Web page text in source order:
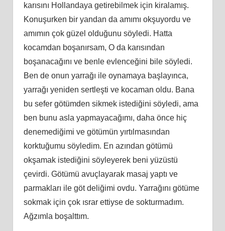
karısını Hollandaya getirebilmek için kiralamış.
Konuşurken bir yandan da amımı okşuyordu ve
amımın çok güzel olduğunu söyledi. Hatta
kocamdan boşanırsam, O da karısından
boşanacağını ve benle evlenceğini bile söyledi.
Ben de onun yarrağı ile oynamaya başlayınca,
yarrağı yeniden sertleşti ve kocaman oldu. Bana
bu sefer götümden sikmek istediğini söyledi, ama
ben bunu asla yapmayacağımı, daha önce hiç
denemediğimi ve götümün yırtılmasından
korktuğumu söyledim. En azından götümü
okşamak istediğini söyleyerek beni yüzüstü
çevirdi. Götümü avuçlayarak masaj yaptı ve
parmakları ile göt deliğimi ovdu. Yarrağını götüme
sokmak için çok ısrar ettiyse de sokturmadım.
Ağzımla boşalttım.